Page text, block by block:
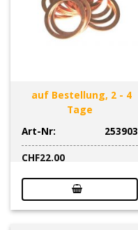
auf Bestellung, 2 - 4
Tage
Art-Nr:
253903
CHF22.00